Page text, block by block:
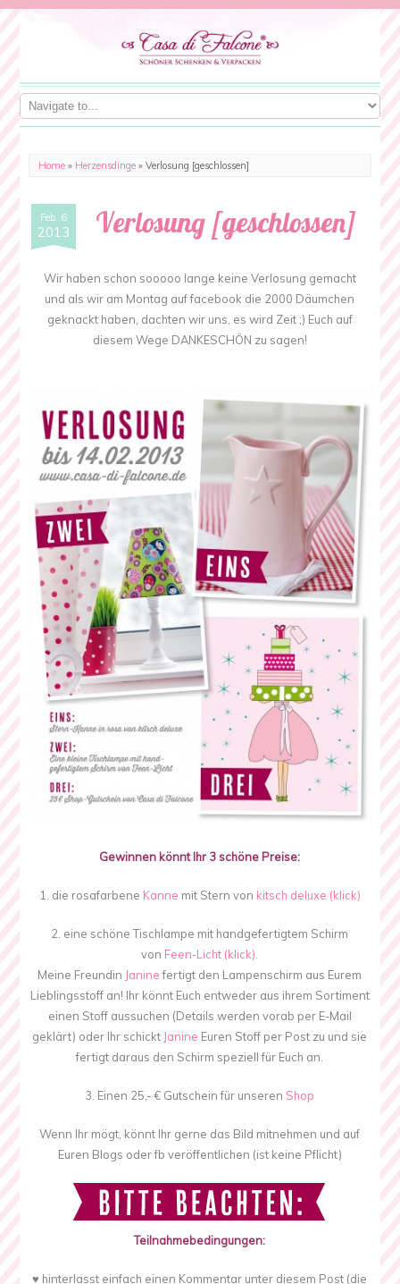
Home » Herzensdinge »Verlosung [geschlossen]
Feb. 6
2013 Verlosung [geschlossen]
Wir haben schon sooooo lange keine Verlosung gemacht
und als wir am Montag auf facebook die 2000 Däumchen
geknackt haben, dachten wir uns, es wird Zeit ;) Euch auf
diesem Wege DANKESCHÖN zu sagen!
Gewinnen könnt Ihr 3 schöne Preise:
1. die rosafarbene Kanne mit Stern von kitsch deluxe (klick)
2. eine schöne Tischlampe mit handgefertigtem Schirm
von Feen-Licht (klick).
Meine Freundin Janinefertigt den Lampenschirm aus Eurem
Lieblingsstoff an! Ihr könnt Euch entweder aus ihrem Sortiment
einen Stoff aussuchen (Details werden vorab per E-Mail
geklärt) oder Ihr schickt Janine Euren Stoff per Post zu und sie
fertigt daraus den Schirm speziell für Euch an.
3. Einen 25,- € Gutschein für unseren Shop
Wenn Ihr mögt, könnt Ihr gerne das Bild mitnehmen und auf
Euren Blogs oder fb veröffentlichen (ist keine Pflicht)
Teilnahmebedingungen:
♥ hinterlasst einfach einen Kommentar unter diesem Post (die